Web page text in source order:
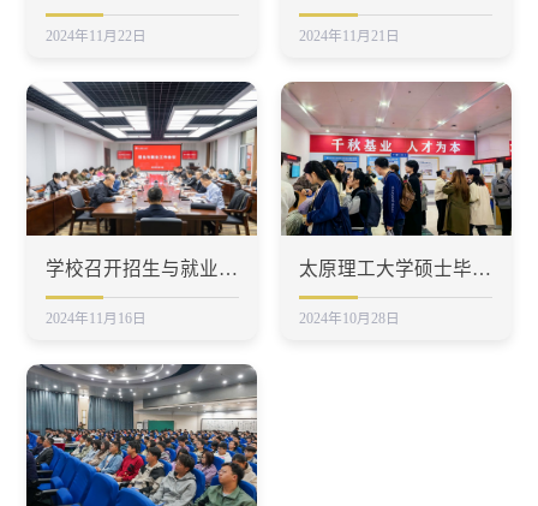
2024年11月22日 2024年11月21日
学校召开招生与就业工作推进会议
2024年11月16日
太原理工大学硕士毕业生赴唐山市参加第十四届河北省沿海经济崛起带高层次人才交流大会
2024年10月28日